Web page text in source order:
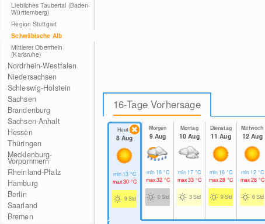
Liebliches Taubertal (Baden-
Württemberg)
Region Stuttgart
Schwäbische Alb
Mittlerer Oberrhein
(Karlsruhe)
Nordrhein-Westfalen
Niedersachsen
Schleswig-Holstein
Sachsen
Brandenburg
Sachsen-Anhalt
Hessen
Thüringen
Mecklenburg-
Vorpommern
Rheinland-Pfalz
Hamburg
Berlin
Saarland
Bremen
16-Tage Vorhersage
Heute
8 Aug
min 13 °C
max30 °C
9 Std
Morgen
9 Aug
min 16 °C
max32 °C
0 Std
Montag
10 Aug
min 17 °C
max33 °C
3 Std
Dienstag
11 Aug
min 16 °C
max28 °C
9 Std
Mittwoch
12 Aug
min 12 °C
max28 °C
6 Std